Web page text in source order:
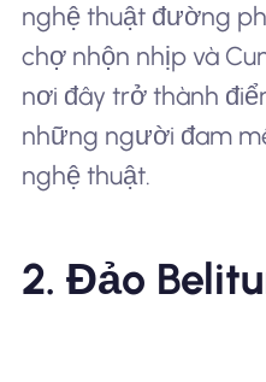
nghệ thuật đường
chợ nhộn nhịp và
nơi đây trở thành
những người đam
nghệ thuật.
2. Đảo